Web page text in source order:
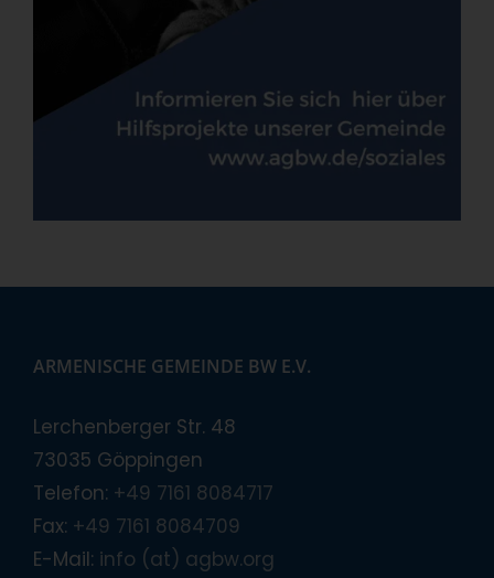
ARMENISCHE GEMEINDE BW E.V.
Lerchenberger Str. 48
73035 Göppingen
Telefon: +49 7161 8084717
Fax: +49 7161 8084709
E-Mail: info (at) agbw.org